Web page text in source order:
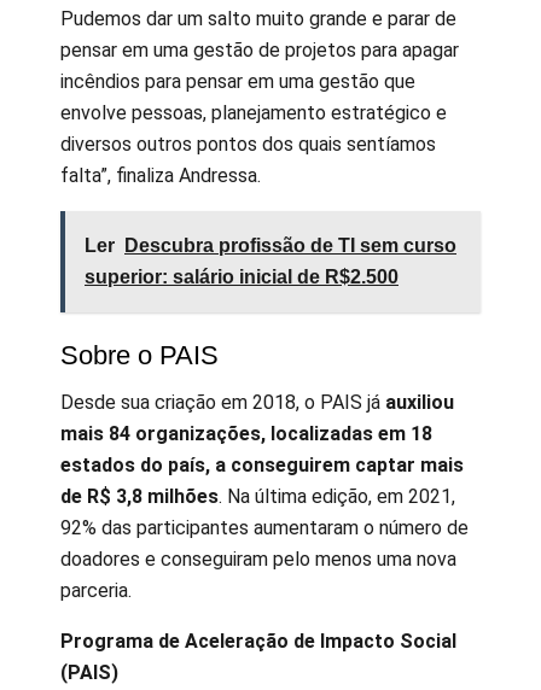
Pudemos dar um salto muito grande e parar de
pensar em uma gestão de projetos para apagar
incêndios para pensar em uma gestão que
envolve pessoas, planejamento estratégico e
diversos outros pontos dos quais sentíamos
falta”, finaliza Andressa.
Ler
Descubra profissão de TI sem curso
superior: salário inicial de R$2.500
Sobre o PAIS
Desde sua criação em 2018, o PAIS já auxiliou
mais 84 organizações, localizadas em 18
estados do país, a conseguirem captar mais
de R$ 3,8 milhões. Na última edição, em 2021,
92% das participantes aumentaram o número de
doadores e conseguiram pelo menos uma nova
parceria.
Programa de Aceleração de Impacto Social
(PAIS)